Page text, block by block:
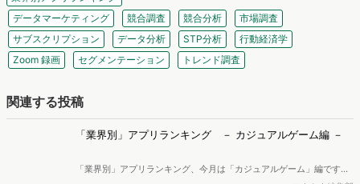
データマーケティング
競合調査 競合分析
市場調査
サブスクリプション
データ分析 STP分析
行動経済学
Zoom 録画
セグメンテーション トレンド調査
関連する投稿
「業界別」アプリランキング － カジュアルゲーム編 －
「業界別」アプリランキング、今月は「カジュアルゲーム」編です。